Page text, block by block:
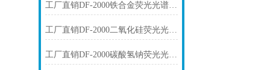
工厂直销DF-2000铁合金荧光光谱仪技术参数
工厂直销DF-2000二氧化硅荧光光谱仪技术参数
工厂直销DF-2000碳酸氢钠荧光光谱仪技术参数